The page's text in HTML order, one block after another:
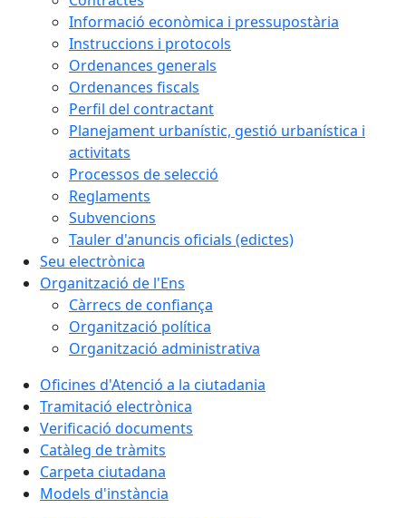
Informació econòmica i pressupostària
Instruccions i protocols
Ordenances generals
Ordenances fiscals
Perfil del contractant
Planejament urbanístic, gestió urbanística i
activitats
Processos de selecció
Reglaments
Subvencions
Tauler d'anuncis oficials (edictes)
Seu electrònica
Organització de l'Ens
Càrrecs de confiança
Organització política
Organització administrativa
Oficines d'Atenció a la ciutadania
Tramitació electrònica
Verificació documents
Catàleg de tràmits
Carpeta ciutadana
Models d'instància